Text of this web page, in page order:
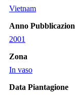
Vietnam
Anno
2001
Zona
In vaso
Data Piantagione